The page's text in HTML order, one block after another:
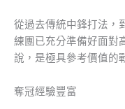
從過去傳統中鋒打法，
練團已充分準備好面對
說，是極具參考價值的
奪冠經驗豐富